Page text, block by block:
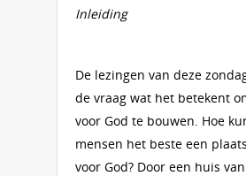
Inleiding
De lezingen van deze
de vraag wat het betekent
voor God te bouwen. Hoe
mensen het beste een
voor God? Door een huis